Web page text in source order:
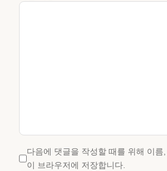
다음에 댓글을 작성할 때를 위해 이름
이 브라우저에 저장합니다.